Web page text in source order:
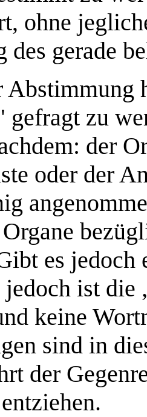
ohne
gerade
Abstimmung
gefragt zu
der
oder der
es jedoch
ist die
keine
sind in
der